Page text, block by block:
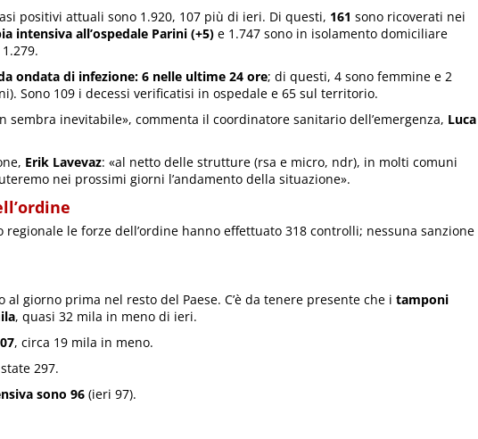
positivi attuali sono 1.920, 107 più di ieri. Di questi, 161 sono ricoverati nei
intensiva all’ospedale Parini (+5) e 1.747 sono in isolamento domiciliare
ondata di infezione: 6 nelle ultime 24 ore; di questi, 4 sono femmine e 2
Sono 109 i decessi verificatisi in ospedale e 65 sul territorio.
sembra inevitabile», commenta il coordinatore sanitario dell’emergenza, Luca
Erik Lavevaz: «al netto delle strutture (rsa e micro, ndr), in molti comuni
nei prossimi giorni l’andamento della situazione».
le forze dell’ordine hanno effettuato 318 controlli; nessuna sanzione
giorno prima nel resto del Paese. C’è da tenere presente che i tamponi
, quasi 32 mila in meno di ieri.
, circa 19 mila in meno.
297.
sono 96 (ieri 97).